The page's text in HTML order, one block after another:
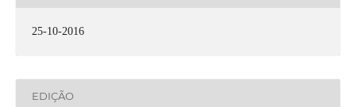
25-10-2016
EDIÇÃO